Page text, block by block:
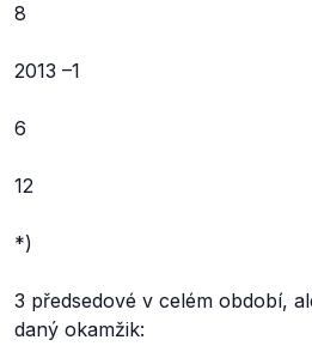
8
2013 –1
6
12
*)
3 předsedové v celém období,
daný okamžik: